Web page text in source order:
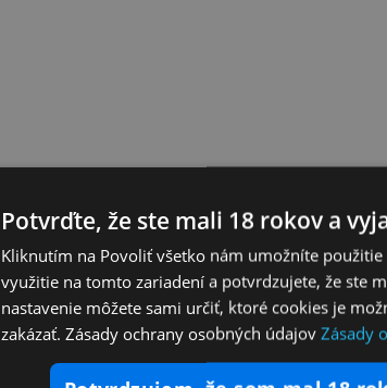
Potvrďte, že ste mali 18 rokov a
Kliknutím na Povoliť všetko nám umožníte
využitie na tomto zariadení a potvrdzujete, že ste
nastavenie môžete sami určiť, ktoré cookies je
zakázať. Zásady ochrany osobných údajov Zásady